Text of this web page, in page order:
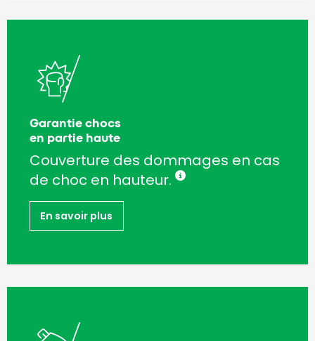
Garantie chocs
en partie haute
Couverture des dommages en cas
de choc en hauteur.
En savoir plus